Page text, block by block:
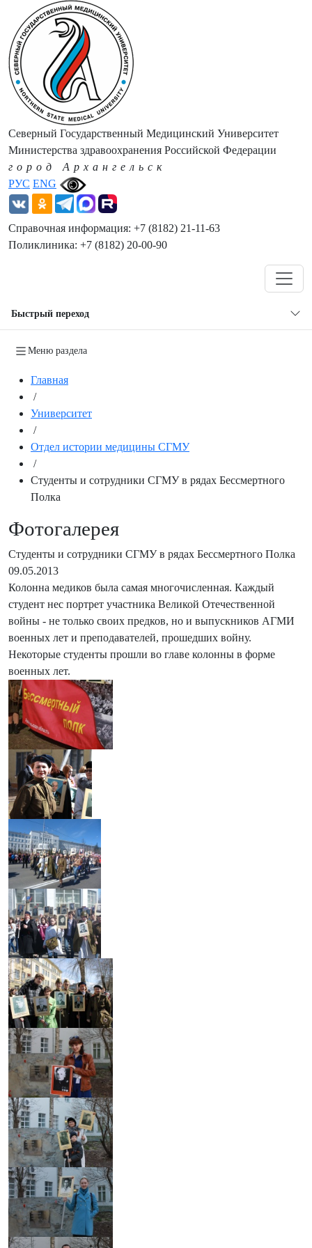
РУС ENG
Северный Государственный Медицинский Университет
Министерства здравоохранения Российской Федерации
город Архангельск
Справочная информация: +7 (8182) 21-11-63
Поликлиника: +7 (8182) 20-00-90
Быстрый переход
Меню раздела
Главная
/
Университет
/
Отдел истории медицины СГМУ
/
Студенты и сотрудники СГМУ в рядах Бессмертного
Полка
Фотогалерея
Студенты и сотрудники СГМУ в рядах Бессмертного Полка
09.05.2013
Колонна медиков была самая многочисленная. Каждый
студент нес портрет участника Великой Отечественной
войны - не только своих предков, но и выпускников АГМИ
военных лет и преподавателей, прошедших войну.
Некоторые студенты прошли во главе колонны в форме
военных лет.